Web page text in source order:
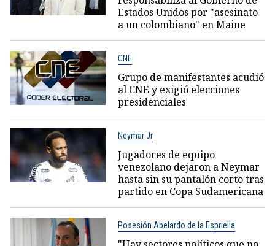
Estados Unidos por "asesinato
a un colombiano" en Maine
CNE
Grupo de manifestantes acudió
al CNE y exigió elecciones
presidenciales
Neymar Jr
Jugadores de equipo
venezolano dejaron a Neymar
hasta sin su pantalón corto tras
partido en Copa Sudamericana
Posesión Abelardo de la Espriella